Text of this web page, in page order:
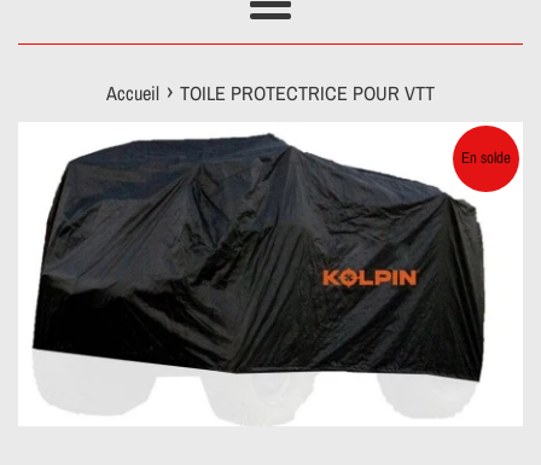
Menu
Accueil › TOILE PROTECTRICE POUR VTT
En solde